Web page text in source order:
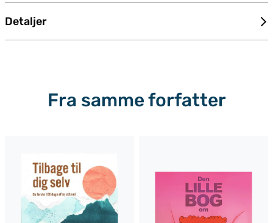
Detaljer
Fra samme forfatter